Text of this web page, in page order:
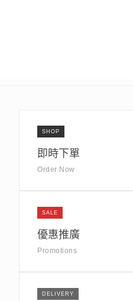
SHOP
即時下單
Order Now
SALE
優惠推廣
Promotions
DELIVERY